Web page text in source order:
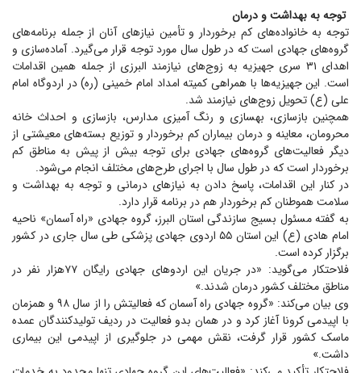
توجه به بهداشت و درمان
توجه به خانواده‌های کم برخوردار و تأمین نیاز‌های آنان از جمله برنامه‌های
گروه‌های جهادی است که در طول سال مورد توجه قرار می‌گیرد. آماده‌سازی و
اهدای ۳۱ سری جهیزیه به زوج‌های نیازمند البرزی از جمله همین اقدامات
است. این جهیزیه‌ها با همراهی کمیته امداد امام خمینی (ره) در اردوگاه امام
علی (ع) تحویل زوج‌های نیازمند شد.
همچنین بازسازی، بهسازی و رنگ آمیزی مدارس، بازسازی و احداث خانه
محرومان، معاینه و درمان بیماران کم برخوردار و توزیع بسته‌های معیشتی از
دیگر فعالیت‌های گروه‌های جهادی برای توجه بیش از پیش به مناطق کم
برخوردار است که در طول سال با اجرای طرح‌های مختلف انجام می‌شود.
در کنار این اقدامات، پاسخ دادن به نیاز‌های درمانی و توجه به بهداشت و
سلامت هموطنان کم برخوردار هم در برنامه قرار دارد.
به گفته مسئول بسیج سازندگی استان البرز، گروه جهادی «راه آسمان» ناحیه
امام هادی (ع) این استان ۵۵ اردوی جهادی پزشکی طی سال جاری در کشور
برگزار کرده است.
فلاحتکار می‌گوید: «در جریان این اردو‌های جهادی رایگان ۷۷هزار نفر در
مناطق مختلف کشور درمان شدند.»
وی بیان می‌کند: «گروه جهادی راه آسمان که فعالیتش را از سال ۹۸ و همزمان
با اپیدمی کرونا آغاز کرد و در همان بدو فعالیت در ردیف تولیدکنندگان عمده
ماسک کشور قرار گرفت، نقش مهمی در جلوگیری از اپیدمی این بیماری
داشت.»